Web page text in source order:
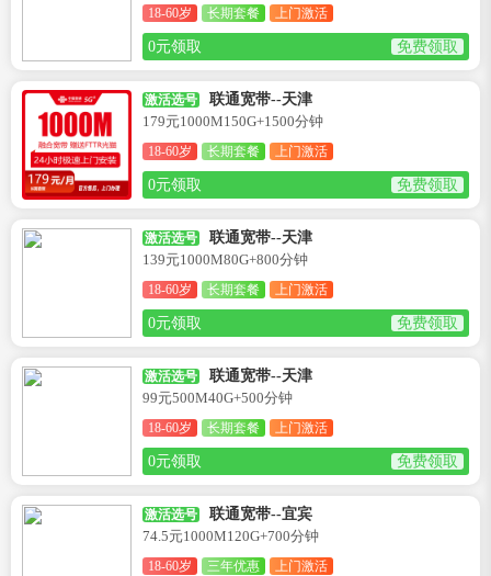
18-60岁 长期套餐 上门激活
0元领取 免费领取
激活选号
联通宽带--天津
179元1000M150G+1500分钟
18-60岁 长期套餐 上门激活
0元领取 免费领取
激活选号
联通宽带--天津
139元1000M80G+800分钟
18-60岁 长期套餐 上门激活
0元领取 免费领取
激活选号
联通宽带--天津
99元500M40G+500分钟
18-60岁 长期套餐 上门激活
0元领取 免费领取
激活选号
联通宽带--宜宾
74.5元1000M120G+700分钟
18-60岁 三年优惠 上门激活